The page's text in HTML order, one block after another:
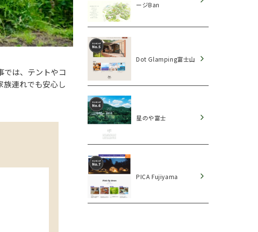
では、テントやコ
連れでも安心し
ージBan
Dot Glamping富士山
星のや富士
PICA Fujiyama